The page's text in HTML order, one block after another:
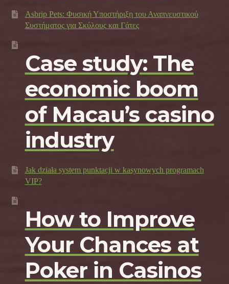
Asbrip Pets: Φυσική Υποστήριξη του Αναπνευστικού
Συστήματος για Σκύλους και Γάτες
Case study: The
economic boom
of Macau’s casino
industry
Jak działa system punktacji w kasynowych programach
VIP?
How to Improve
Your Chances at
Poker in Casinos